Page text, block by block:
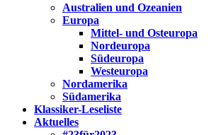
Australien und Ozeanien
Europa
Mittel- und Osteuropa
Nordeuropa
Südeuropa
Westeuropa
Nordamerika
Südamerika
Klassiker-Leseliste
Aktuelles